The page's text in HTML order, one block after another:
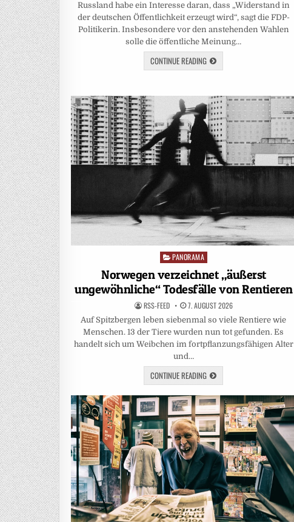
Russland habe ein Interesse daran, dass „Widerstand in
der deutschen Öffentlichkeit erzeugt wird“, sagt die FDP-
Politikerin. Insbesondere vor den anstehenden Wahlen
solle die öffentliche Meinung…
CONTINUE READING
Posted
PANORAMA
Norwegen verzeichnet „äußerst
ungewöhnliche“ Todesfälle von Rentieren
RSS-FEED 7. AUGUST 2026
Auf Spitzbergen leben siebenmal so viele Rentiere wie
Menschen. 13 der Tiere wurden nun tot gefunden. Es
handelt sich um Weibchen im fortpflanzungsfähigen Alter
und…
CONTINUE READING